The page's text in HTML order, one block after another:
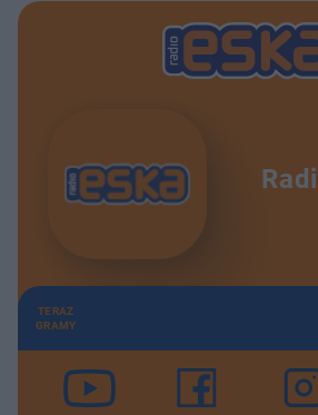
TERAZ
GRAMY